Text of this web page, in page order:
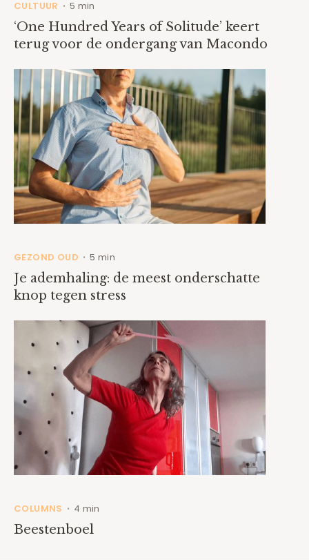
CULTUUR • 5 min
‘One Hundred Years of Solitude’ keert
terug voor de ondergang van Macondo
GEZOND OUD • 5 min
Je ademhaling: de meest onderschatte
knop tegen stress
COLUMNS • 4 min
Beestenboel